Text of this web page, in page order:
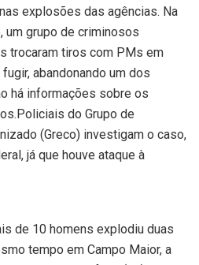
explosões das agências. Na
um grupo de criminosos
trocaram tiros com PMs em
abandonando um dos
há informações sobre os
do Grupo de
(Greco) investigam o caso,
já que houve ataque à
de 10 homens explodiu duas
tempo em Campo Maior, a